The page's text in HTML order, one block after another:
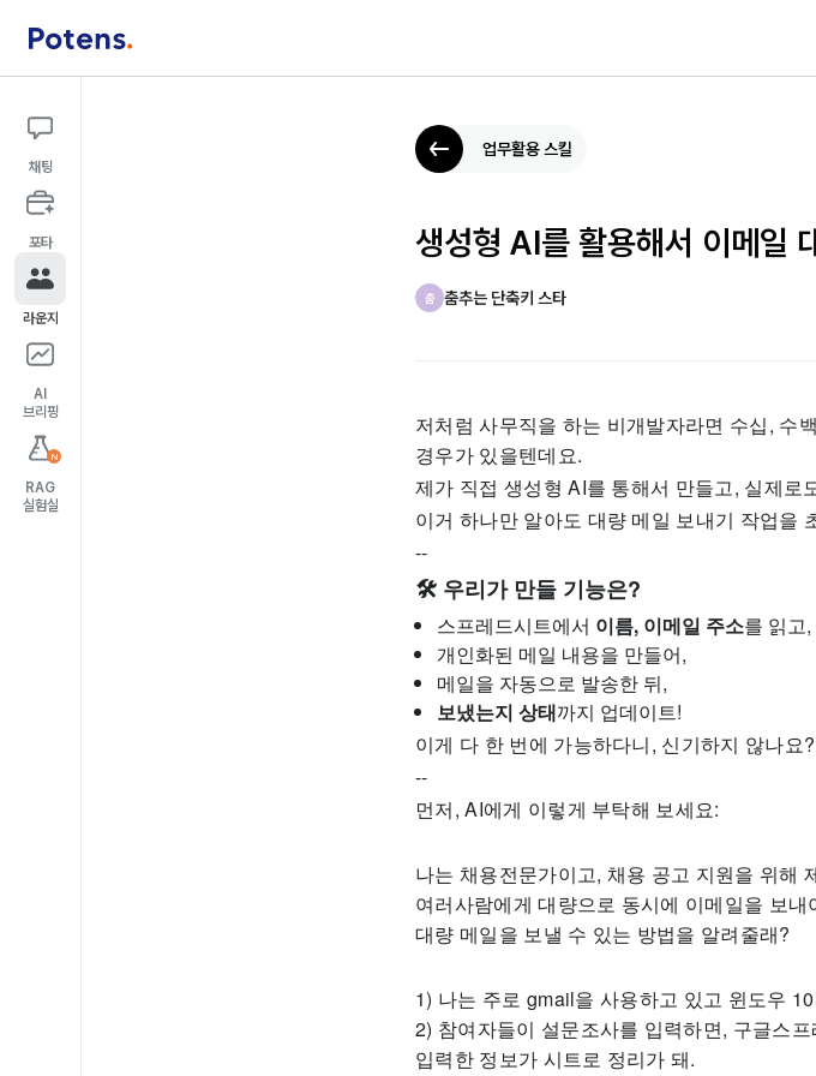
채팅
포타
라운지
AI
브리핑
N
RAG
실험실
업무활용 스킬
생성형 AI를 활용해서 이메일
춤 춤추는 단축키 스타
저처럼 사무직을 하는 비개발자라면 수십, 수
경우가 있을텐데요.
제가 직접 생성형 AI를 통해서 만들고, 실제
이거 하나만 알아도 대량 메일 보내기 작업을
--
🛠️ 우리가 만들 기능은?
스프레드시트에서 이름, 이메일 주소를 읽고,
개인화된 메일 내용을 만들어,
메일을 자동으로 발송한 뒤,
보냈는지 상태까지 업데이트!
이게 다 한 번에 가능하다니, 신기하지 않나요
--
먼저, AI에게 이렇게 부탁해 보세요:
나는 채용전문가이고, 채용 공고 지원을 위해
여러사람에게 대량으로 동시에 이메일을 보
대량 메일을 보낼 수 있는 방법을 알려줄래?
1) 나는 주로 gmail을 사용하고 있고 윈도우
2) 참여자들이 설문조사를 입력하면, 구글스
입력한 정보가 시트로 정리가 돼.